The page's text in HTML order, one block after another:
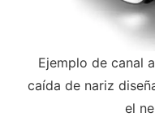
Ejemplo de canal
caída de nariz
el